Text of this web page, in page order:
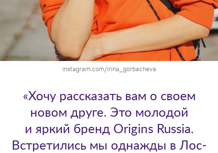
instagram.com/irina_gorbacheva
«Хочу рассказать вам о своем
новом друге. Это молодой
и яркий бренд Origins Russia.
Встретились мы однажды в Лос-